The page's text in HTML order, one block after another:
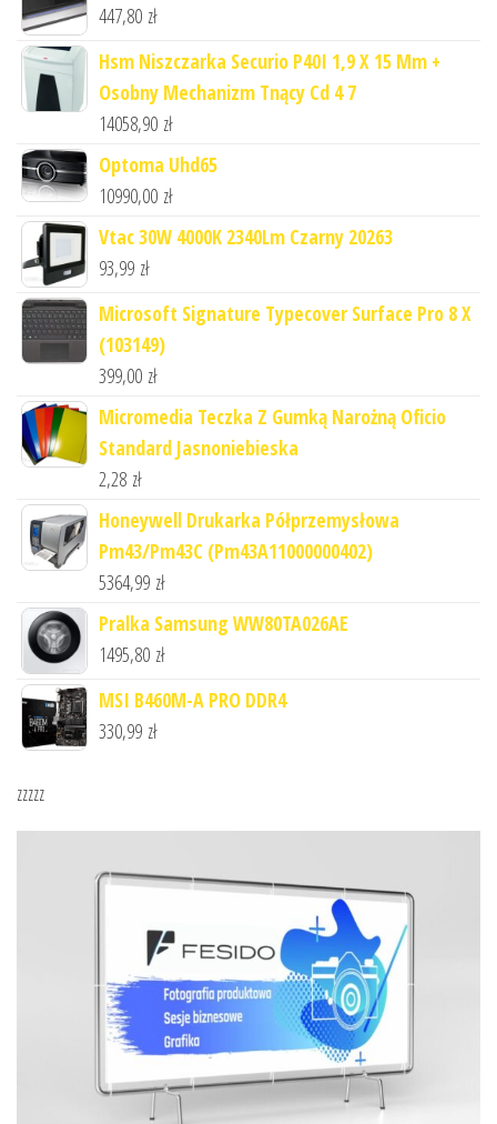
447,80 zł
Hsm Niszczarka Securio P40I 1,9 X 15 Mm +
Osobny Mechanizm Tnący Cd 4 7
14058,90 zł
Optoma Uhd65
10990,00 zł
Vtac 30W 4000K 2340Lm Czarny 20263
93,99 zł
Microsoft Signature Typecover Surface Pro 8 X
(103149)
399,00 zł
Micromedia Teczka Z Gumką Narożną Oficio
Standard Jasnoniebieska
2,28 zł
Honeywell Drukarka Półprzemysłowa
Pm43/Pm43C (Pm43A11000000402)
5364,99 zł
Pralka Samsung WW80TA026AE
1495,80 zł
MSI B460M-A PRO DDR4
330,99 zł
zzzzz